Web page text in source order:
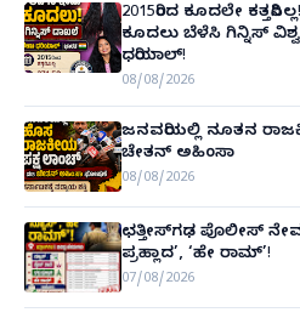
2015ರಿಂದ ಕೂದಲೇ
ಕೂದಲು ಬೆಳೆಸಿ ಗಿನ್ನಿಸ್
ಧರಿಯಾಲ್!
08/08/2026
ಜನವರಿಯಲ್ಲಿ ನೂತನ
ಚೇತನ್ ಅಹಿಂಸಾ
08/08/2026
ಛತ್ತೀಸ್‌ಗಢ ಪೊಲೀಸ್
ಪ್ರಹ್ಲಾದ’, ‘ಹೇ ರಾಮ್’!
07/08/2026